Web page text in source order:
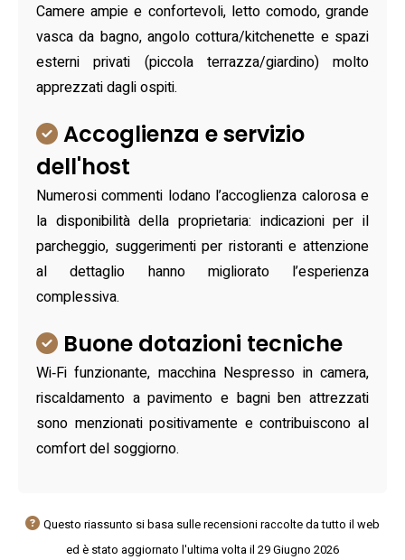
Camere ampie e confortevoli, letto comodo, grande
vasca da bagno, angolo cottura/kitchenette e spazi
esterni privati (piccola terrazza/giardino) molto
apprezzati dagli ospiti.
Accoglienza e servizio
dell'host
Numerosi commenti lodano l’accoglienza calorosa e
la disponibilità della proprietaria: indicazioni per il
parcheggio, suggerimenti per ristoranti e attenzione
al dettaglio hanno migliorato l’esperienza
complessiva.
Buone dotazioni tecniche
Wi‑Fi funzionante, macchina Nespresso in camera,
riscaldamento a pavimento e bagni ben attrezzati
sono menzionati positivamente e contribuiscono al
comfort del soggiorno.
Questo riassunto si basa sulle recensioni raccolte da tutto il web
ed è stato aggiornato l'ultima volta il 29 Giugno 2026